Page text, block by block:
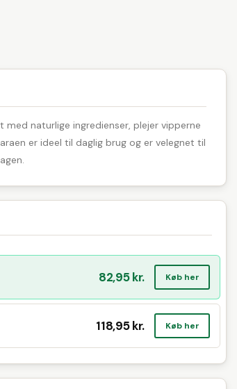
naturlige ingredienser, plejer vipperne
er ideel til daglig brug og er velegnet til
82,95 kr. Køb her
118,95 kr. Køb her